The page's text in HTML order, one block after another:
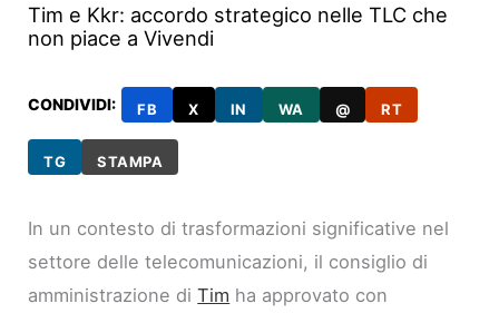
Tim e Kkr: accordo strategico nelle TLC che
non piace a Vivendi
CONDIVIDI: FB X IN WA @ RT
TG STAMPA
In un contesto di trasformazioni significative nel
settore delle telecomunicazioni, il consiglio di
amministrazione diTim ha approvato con